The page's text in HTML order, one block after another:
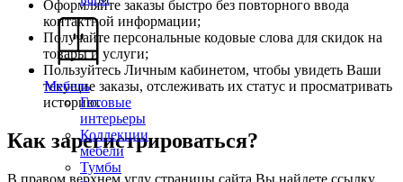
Мебель
Готовые
интерьеры
Коллекции
мебели
Тумбы
Оформляйте заказы быстро без повторного ввода
контактной информации;
Получайте персональные кодовые слова для скидок на
товары и услуги;
Пользуйтесь Личным кабинетом, чтобы увидеть Ваши
текущие заказы, отслеживать их статус и просматривать
историю.
Как зарегистрироваться?
В правом верхнем углу страницы сайта Вы найдете ссылку